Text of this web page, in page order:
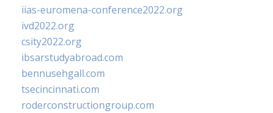
iias-euromena-conference2022.org
ivd2022.org
csity2022.org
ibsarstudyabroad.com
bennusehgall.com
tsecincinnati.com
roderconstructiongroup.com